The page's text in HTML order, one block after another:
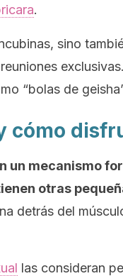
.
sino
“bolas de
cómo
un mecanismo
otras
detrás del
las consideran